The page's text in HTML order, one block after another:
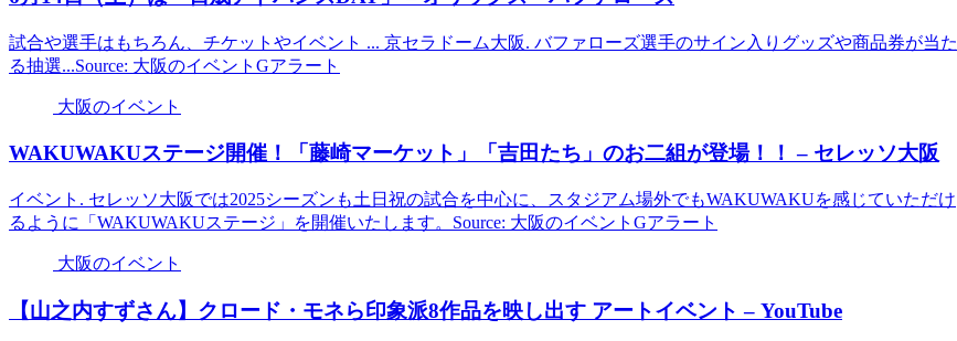
試合や選手はもちろん、チケットやイベント ... 京セラドーム大阪. バファローズ選手のサイン入りグッズや商品券が当た
る抽選...Source: 大阪のイベントGアラート
大阪のイベント
WAKUWAKUステージ開催！「藤崎マーケット」「吉田たち」のお二組が登場！！ – セレッソ大阪
イベント. セレッソ大阪では2025シーズンも土日祝の試合を中心に、スタジアム場外でもWAKUWAKUを感じていただけ
るように「WAKUWAKUステージ」を開催いたします。Source: 大阪のイベントGアラート
大阪のイベント
【山之内すずさん】クロード・モネら印象派8作品を映し出す アートイベント – YouTube